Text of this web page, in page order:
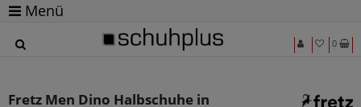
Menü
0
Fretz Men Dino Halbschuhe in